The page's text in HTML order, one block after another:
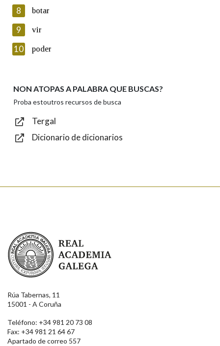
Lin e acepto as condicións da política de
Introduce o código que aparece na imaxe:
Texto de verificación
8 botar
9 vir
10 poder
NON ATOPAS A PALABRA QUE BUSCAS?
Proba estoutros recursos de busca
Tergal
Dicionario de dicionarios
Real Academia Galega
Rúa Tabernas, 11
15001 - A Coruña
Teléfono: +34 981 20 73 08
Fax: +34 981 21 64 67
Apartado de correo 557